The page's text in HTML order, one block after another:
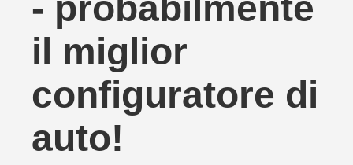
il miglior
configuratore di
auto!